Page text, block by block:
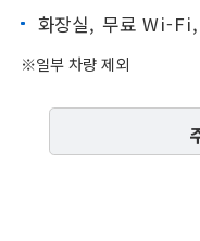
이용 안내
서일
화장실, 무료 Wi-
※일부 차량 제외